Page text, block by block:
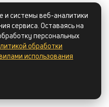
samara.ru
и системы веб-аналитики
сервиса. Оставаясь на
персональных
обработки
использования